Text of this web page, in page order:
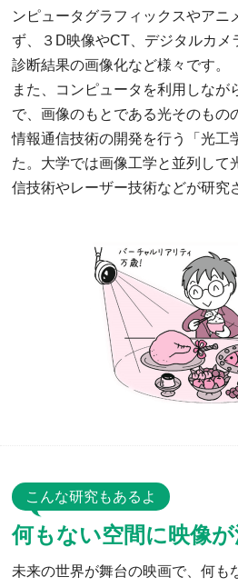
ンピュータグラフィックスやアニ
ず、３D映像やCT、デジタルカメ
診断結果の画像化など様々です。
また、コンピュータを利用しなが
で、画像のもとである光そのもの
情報通信技術の開発を行う「光工
た。大学では画像工学と並列して
信技術やレーザー技術などが研究
こんな研究もあるよ
何もない空間に映像
未来の世界が舞台の映画で、何も